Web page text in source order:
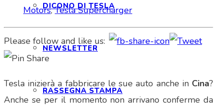
DICONO DI TESLA
NEWSLETTER
RASSEGNA STAMPA
Motors,Tesla Supercharger
Please follow and like us:
Tesla inizierà a fabbricare le sue auto anche in Cina?
Anche se per il momento non arrivano conferme da